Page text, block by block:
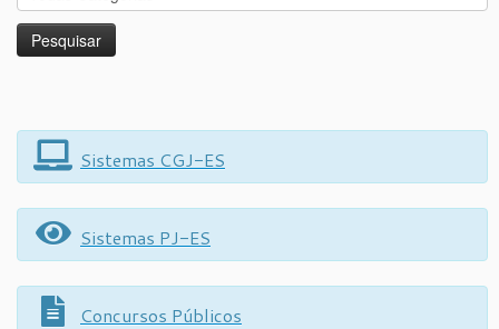
Sistemas CGJ-ES
Sistemas PJ-ES
Concursos Públicos